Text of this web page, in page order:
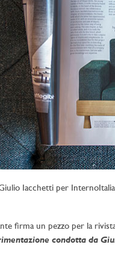
Iacchetti per
firma un pezzo per la
condotta da